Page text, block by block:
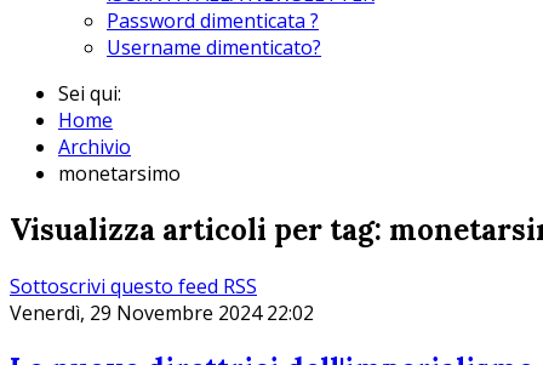
Password dimenticata ?
Username dimenticato?
Sei qui:
Home
Archivio
monetarsimo
Visualizza articoli per tag:
Sottoscrivi questo feed RSS
Venerdì, 29 Novembre 2024 22:02